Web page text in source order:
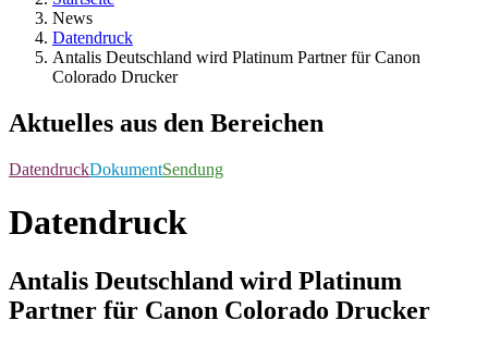
News
Datendruck
Antalis Deutschland wird Platinum Partner für Canon
Colorado Drucker
Aktuelles aus den Bereichen
DatendruckDokumentSendung
Datendruck
Antalis Deutschland wird Platinum
Partner für Canon Colorado Drucker